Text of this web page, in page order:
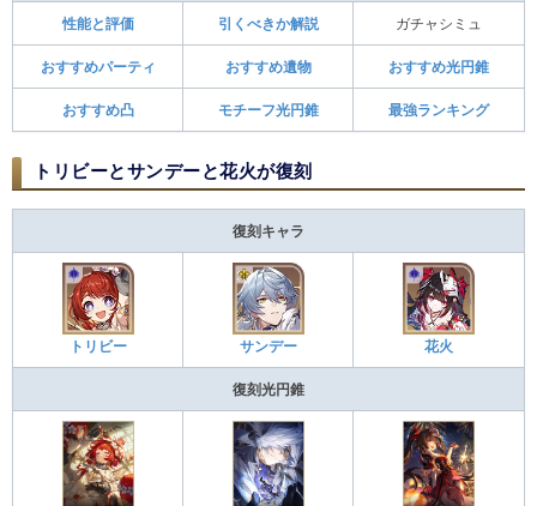
性能と評価 引くべきか解説 ガチャシミュ
おすすめパーティ おすすめ遺物 おすすめ光円錐
おすすめ凸 モチーフ光円錐 最強ランキング
トリビーとサンデーと花火が復刻
復刻キャラ
トリビー サンデー 花火
復刻光円錐